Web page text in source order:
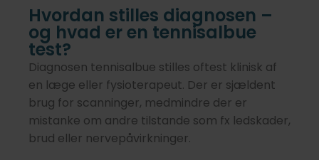
Hvordan stilles diagnosen –
og hvad er en tennisalbue
test?
Diagnosen tennisalbue stilles oftest klinisk af
en læge eller fysioterapeut. Der er sjældent
brug for scanninger, medmindre der er
mistanke om andre tilstande som fx ledskader,
brud eller nervepåvirkninger.